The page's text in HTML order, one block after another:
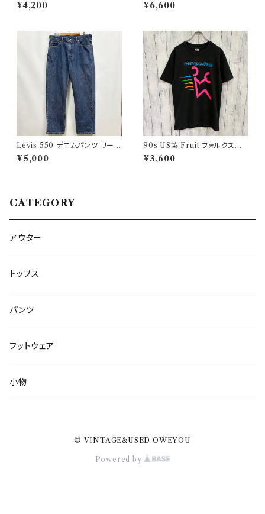
パンツ ウールパンツ2
¥4,200
クス ヴィンテージ US ARMY 1
¥6,600
Levis 550 デニムパンツ リーバ
イス ワイドデニム 3
¥5,000
90s US製 Fruit フォルクスワ
ーゲン シングルステッチTシャツ
ヴィンテージTシャツ アド 企業
¥3,600
CATEGORY
アウター
トップス
パンツ
フットウェア
小物
© VINTAGE&USED OWEYOU
Powered by